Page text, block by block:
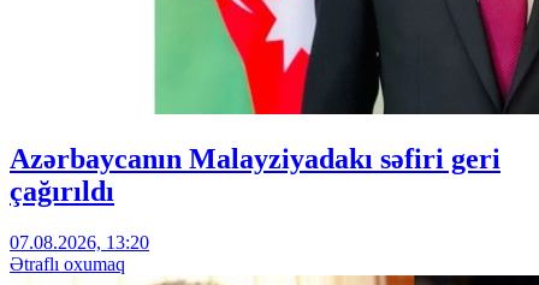
Azərbaycanın Malayziyadakı səfiri geri
çağırıldı
07.08.2026, 13:20
Ətraflı oxumaq